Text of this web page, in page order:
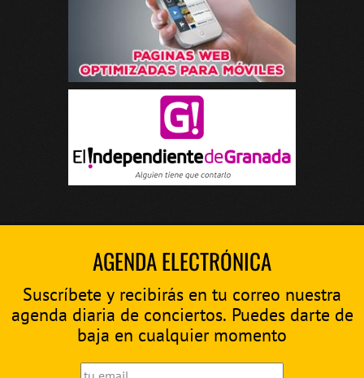
AGENDA ELECTRÓNICA
Suscríbete y recibirás en tu correo nuestra
agenda diaria de conciertos. Puedes darte de
baja en cualquier momento